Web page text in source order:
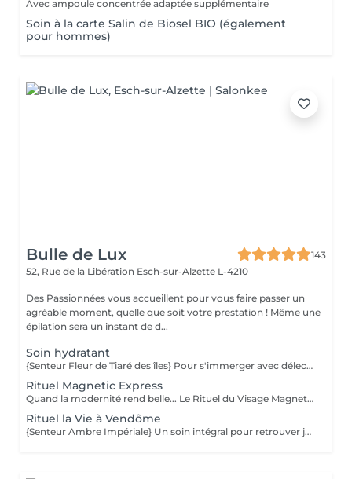
Avec ampoule concentrée adaptée supplémentaire
Soin à la carte Salin de Biosel BIO (également
pour hommes)
Bulle de Lux
143
52, Rue de la Libération Esch-sur-Alzette L-4210
Des Passionnées vous accueillent pour vous faire passer un
agréable moment, quelle que soit votre prestation ! Même une
épilation sera un instant de d...
Soin hydratant
{Senteur Fleur de Tiaré des îles} Pour s'immerger avec délectation dans un lagon d'hydratation intense... Un voyage enchanteur au cur des plus belles îles polynésiennes pour révéler votre beauté originelle. Alliance parfaite de sensorialité et d'efficacité, ce soin associe des textures gorgées d'actifs aux couleurs chatoyantes à des actifs haute performance pour inonder la peau de bien-être et lui procurer une sensation d'hydratation absolue. [Peau déshydratée.]
Rituel Magnetic Express
Quand la modernité rend belle... Le Rituel du Visage Magnetic Express est un gommage-massage du visage innovant grâce à ses particules aimantées. Il est idéal pour nettoyer et protéger rapidement votre peau des agressions extérieures. Votre peau retrouve éclat et nouvelle jeunesse. [Tout type de peaux.]
Rituel la Vie à Vendôme
{Senteur Ambre Impériale} Un soin intégral pour retrouver jeunesse et vitalité... Inspiré par la beauté à la Française, ce soin pour peau mature allie luxe et volupté. Un soin intense et profond qui réveille votre splendeur. Des textures exquises et élégantes, une fragrance singulière empreinte de grâce, des couleurs délicates et féériques et des actifs d'exception à l'instar du Caviar pour ravir l'épiderme. [Peau mature.]